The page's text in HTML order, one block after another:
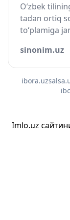
O‘zbek
tadan ortiq
to‘plamiga
sinonim.uz
ibora.uz
Imlo.uz